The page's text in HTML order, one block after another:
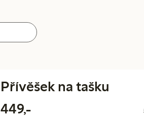
Přívěšek na tašku
449,-